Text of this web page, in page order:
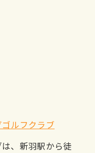
ルフクラブ
、新羽駅から徒